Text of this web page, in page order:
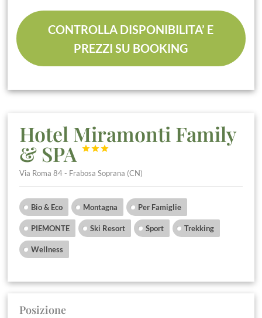
CONTROLLA DISPONIBILITA’ E
PREZZI SU BOOKING
Hotel Miramonti Family
& SPA 


Via Roma 84 - Frabosa Soprana (CN)
Bio & Eco Montagna Per Famiglie
PIEMONTE Ski Resort Sport Trekking
Wellness
Posizione